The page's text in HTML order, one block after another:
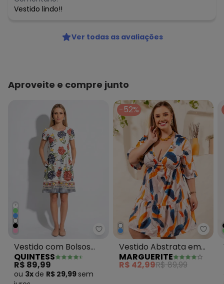
Vestido lindo!!
Ver todas as avaliações
Aproveite e compre junto
+
Quintess - Vestido com Bolsos
Vestido com Bolsos
Floral Étnico
QUINTESS
R$ 89,99
ou 3x de R$ 29,99 sem
-52%
Vestido Abstrata em
Jersey Acetinado
MARGUERITE
R$ 42,99R$ 89,99